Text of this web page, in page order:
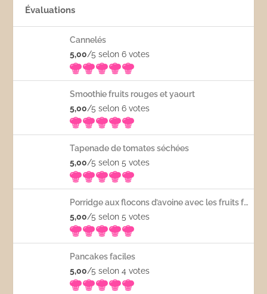
Évaluations
Cannelés
5,00/5 selon 6votes
Smoothie fruits rouges et yaourt
5,00/5 selon 6votes
Tapenade de tomates séchées
5,00/5 selon 5votes
Porridge aux flocons d’avoine avec les fruits frais
5,00/5 selon 5votes
Pancakes faciles
5,00/5 selon 4votes